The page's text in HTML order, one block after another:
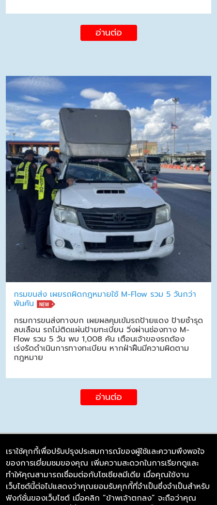
อ่านต่อ
กรมขนส่ง เผยรถผิดกฎหมายใช้ M-Flow รวม 5 วันกว่า
พันคัน
กรมการขนส่งทางบก เผยผลคุมเข้มรถป้ายแดง ป้ายชำรุด
ลบเลือน รถไม่ติดแผ่นป้ายทะเบียน วิ่งผ่านช่องทาง M-
Flow รวม 5 วัน พบ 1,008 คัน เตือนเจ้าของรถต้อง
เร่งรัดดำเนินการทางทะเบียน หากฝ่าฝืนมีความผิดตาม
กฎหมาย
อ่านต่อ
บริษัท ซิมลิงค์ จำกัด
98/226 Bangrakyai-Baanmai Road,
Bangyai, Nonthaburi 11140
เราใช้คุกกี้เพื่อปรับปรุงประสบการณ์ของผู้ใช้และความพึงพอใจ
ของการเยี่ยมชมของคุณ เพิ่มความสะดวกในการเรียกดูและ
ทำให้คุณสามารถเชื่อมต่อกับโซเชียลมีเดีย เมื่อคุณใช้งาน
เว็บไซต์นี้ต่อไปแสดงว่าคุณยอมรับคุกกี้ที่จำเป็นซึ่งจำเป็นสำหรับ
ฟังก์ชั่นของเว็บไซต์ เมื่อคลิก “ข้าพเจ้าตกลง” จะถือว่าคุณ